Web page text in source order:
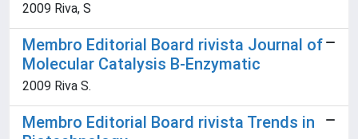
2009 Riva, S
Membro Editorial Board rivista Journal of
Molecular Catalysis B-Enzymatic
2009 Riva S.
Membro Editorial Board rivista Trends in